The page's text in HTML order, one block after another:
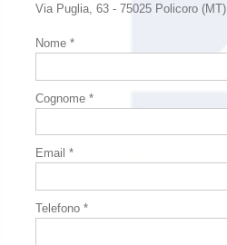
Via Puglia, 63 - 75025 Policoro (MT)
Nome *
Cognome *
Email *
Telefono *